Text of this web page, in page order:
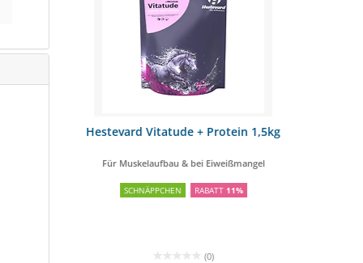
Hestevard Vitatude + Protein 1,5kg
Für Muskelaufbau & bei Eiweißmangel
SCHNÄPPCHEN RABATT 11%
(0)